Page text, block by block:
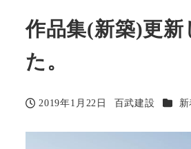
作品集(新築)更新
た。
投稿日
2019年1月22日
著
百武建設 カテ